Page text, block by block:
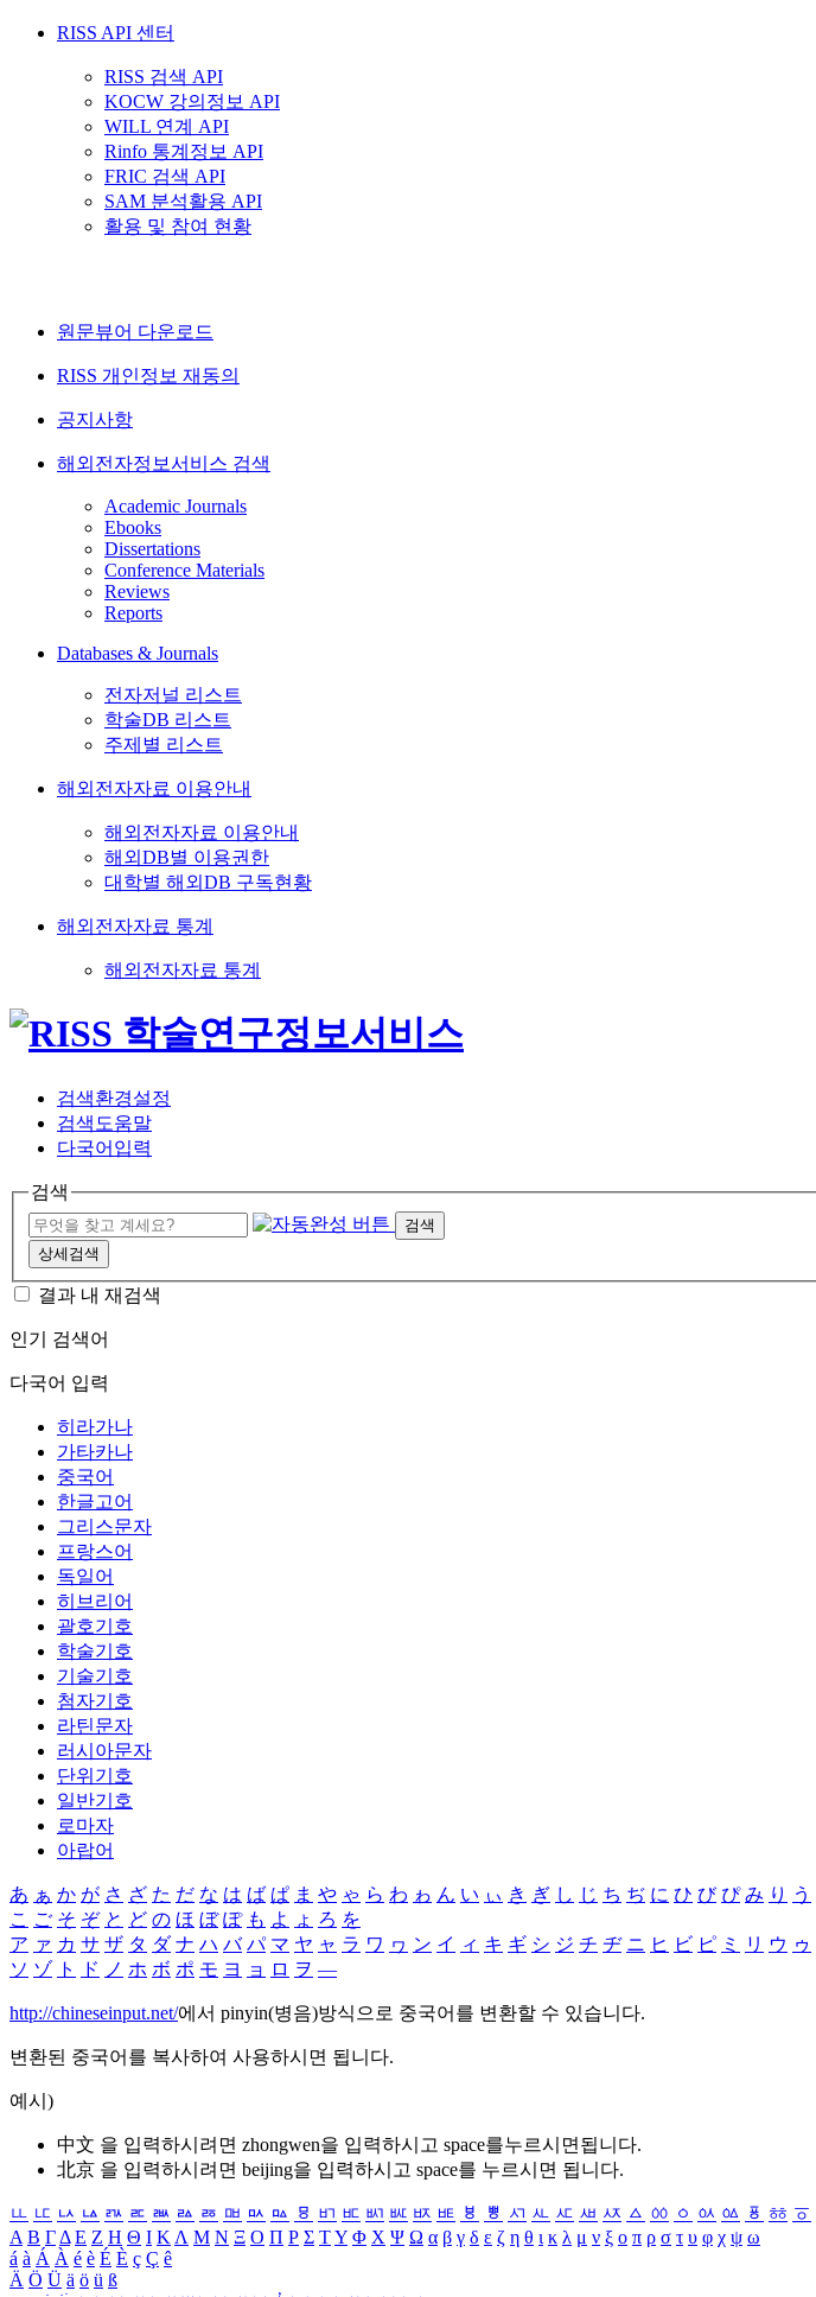
RISS API 센터
RISS 검색 API
KOCW 강의정보 API
WILL 연계 API
Rinfo 통계정보 API
FRIC 검색 API
SAM 분석활용 API
활용 및 참여 현황
원문뷰어 다운로드
RISS 개인정보 재동의
공지사항
해외전자정보서비스 검색
Academic Journals
Ebooks
Dissertations
Conference Materials
Reviews
Reports
Databases & Journals
전자저널 리스트
학술DB 리스트
주제별 리스트
해외전자자료 이용안내
해외전자자료 이용안내
해외DB별 이용권한
대학별 해외DB 구독현황
해외전자자료 통계
해외전자자료 통계
검색환경설정
검색도움말
다국어입력
검색
검색
상세검색
결과 내 재검색
인기 검색어
다국어 입력
히라가나
가타카나
중국어
한글고어
그리스문자
프랑스어
독일어
히브리어
괄호기호
학술기호
기술기호
첨자기호
라틴문자
러시아문자
단위기호
일반기호
로마자
아랍어
あ ぁ か が さ ざ た だ な は ば ぱ ま や ゃ ら わ ゎ ん い ぃ き ぎ し じ ち ぢ に ひ び ぴ み り う
こ ご そ ぞ と ど の ほ ぼ ぽ も よ ょ ろ を
ア ァ カ サ ザ タ ダ ナ ハ バ パ マ ヤ ャ ラ ワ ヮ ン イ ィ キ ギ シ ジ チ ヂ ニ ヒ ビ ピ ミ リ ウ ゥ
ソ ゾ ト ド ノ ホ ボ ポ モ ヨ ョ ロ ヲ ―
http://chineseinput.net/에서 pinyin(병음)방식으로 중국어를 변환할 수 있습니다.
변환된 중국어를 복사하여 사용하시면 됩니다.
예시)
中文 을 입력하시려면 zhongwen을 입력하시고 space를누르시면됩니다.
北京 을 입력하시려면 beijing을 입력하시고 space를 누르시면 됩니다.
ㅥ ㅦ ㅧ ㅨ ㅩ ㅪ ㅫ ㅬ ㅭ ㅮ ㅯ ㅰ ㅱ ㅲ ㅳ ㅴ ㅵ ㅶ ㅷ ㅸ ㅹ ㅺ ㅻ ㅼ ㅽ ㅾ ㅿ ㆀ ㆁ ㆂ ㆃ ㆄ ㆅ ㆆ
Α Β ΓΔ Ε Ζ Η Θ Ι ΚΛ Μ Ν Ξ Ο Π Ρ Σ ΤΥ Φ Χ Ψ Ω α β γ δ ε ζ η θ ι κ λ μ ν ξ ο π ρ σ τ υ φ χ ψ ω
á à Á À é è É È ç Ç ê
Ä Ö Ü ä ö ü ß